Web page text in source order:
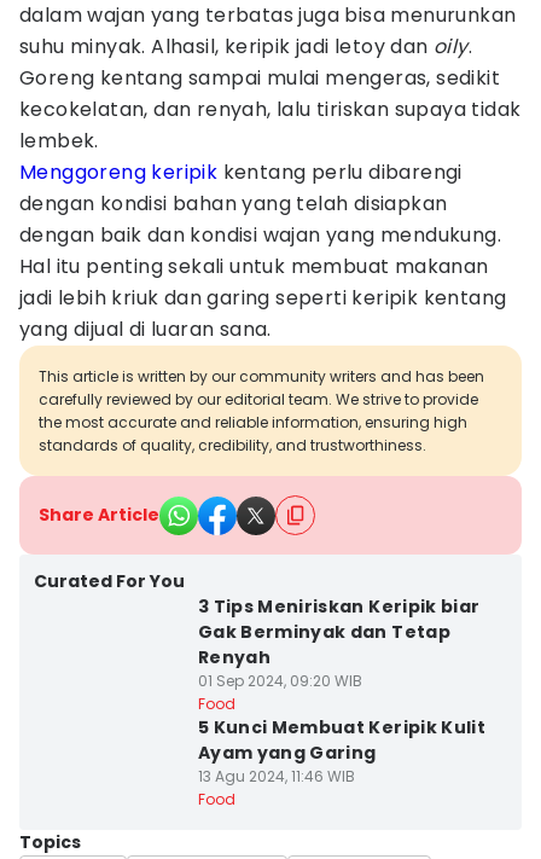
dalam wajan yang terbatas juga bisa menurunkan
suhu minyak. Alhasil, keripik jadi letoy dan oily.
Goreng kentang sampai mulai mengeras, sedikit
kecokelatan, dan renyah, lalu tiriskan supaya tidak
lembek.
Menggoreng keripik kentang perlu dibarengi
dengan kondisi bahan yang telah disiapkan
dengan baik dan kondisi wajan yang mendukung.
Hal itu penting sekali untuk membuat makanan
jadi lebih kriuk dan garing seperti keripik kentang
yang dijual di luaran sana.
This article is written by our community writers and has been
carefully reviewed by our editorial team. We strive to provide
the most accurate and reliable information, ensuring high
standards of quality, credibility, and trustworthiness.
Share Article
Curated For You
3 Tips Meniriskan Keripik biar
Gak Berminyak dan Tetap
Renyah
01 Sep 2024, 09:20 WIB
Food
5 Kunci Membuat Keripik Kulit
Ayam yang Garing
13 Agu 2024, 11:46 WIB
Food
Topics